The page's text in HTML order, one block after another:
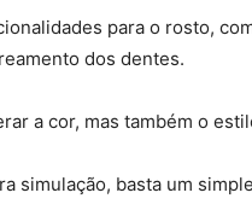
para o rosto,
dos dentes.
a cor, mas também o
simulação, basta um